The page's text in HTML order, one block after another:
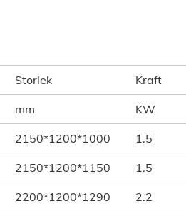
Storlek Kraft
mm KW
2150*1200*1000 1.5
2150*1200*1150 1.5
2200*1200*1290 2.2